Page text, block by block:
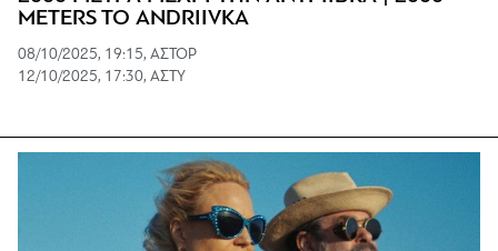
METERS TO ANDRIIVKA
08/10/2025, 19:15, ΑΣΤΟΡ
12/10/2025, 17:30, ΑΣΤΥ